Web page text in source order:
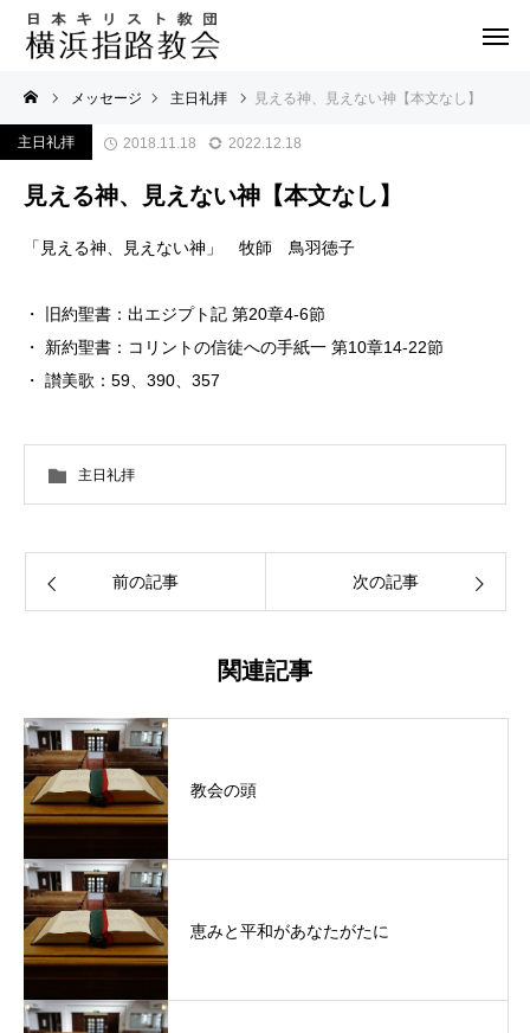
メッセージ 主日礼拝 見える神、見えない神【本文なし】
主日礼拝 2018.11.18 2022.12.18
見える神、見えない神【本文なし】
「見える神、見えない神」 牧師 鳥羽徳子
・ 旧約聖書：出エジプト記 第20章4-6節
・ 新約聖書：コリントの信徒への手紙一 第10章14-22節
・ 讃美歌：59、390、357
主日礼拝
前の記事 次の記事
関連記事
教会の頭
恵みと平和があなたがたに